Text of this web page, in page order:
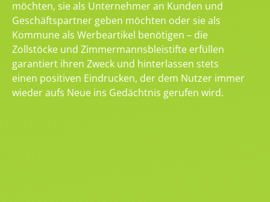
möchten, sie als Unternehmer an Kunden und
Geschäftspartner geben möchten oder sie als
Kommune als Werbeartikel benötigen – die
Zollstöcke und Zimmermannsbleistifte erfüllen
garantiert ihren Zweck und hinterlassen stets
einen positiven Eindrucken, der dem Nutzer immer
wieder aufs Neue ins Gedächtnis gerufen wird.